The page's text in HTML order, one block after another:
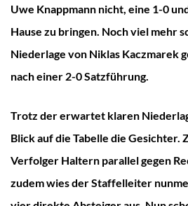
Uwe Knappmann nicht, eine 1-0
Hause zu bringen. Noch viel mehr
Niederlage von Niklas Kaczmarek
nach einer 2-0 Satzführung.
Trotz der erwartet klaren
Blick auf die Tabelle die Gesichter.
Verfolger Haltern parallel gegen
zudem wies der Staffelleiter